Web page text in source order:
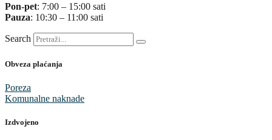
Pon-pet: 7:00 – 15:00 sati
Pauza: 10:30 – 11:00 sati
Search
Obveza plaćanja
Poreza
Komunalne naknade
Izdvojeno